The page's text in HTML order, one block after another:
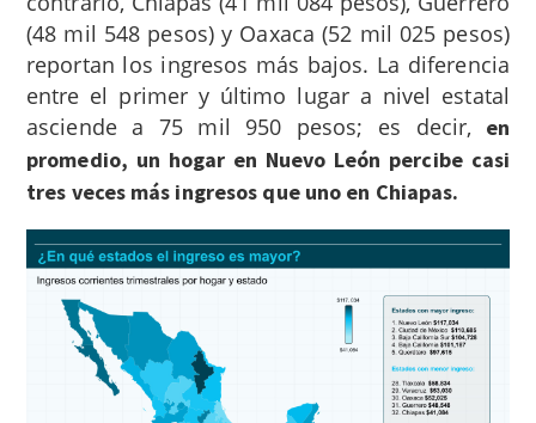
(48 mil 548 pesos) y Oaxaca (52 mil 025 pesos)
reportan los ingresos más bajos. La diferencia
entre el primer y último lugar a nivel estatal
asciende a 75 mil 950 pesos; es decir, en
promedio, un hogar en Nuevo León percibe casi
tres veces más ingresos que uno en Chiapas.